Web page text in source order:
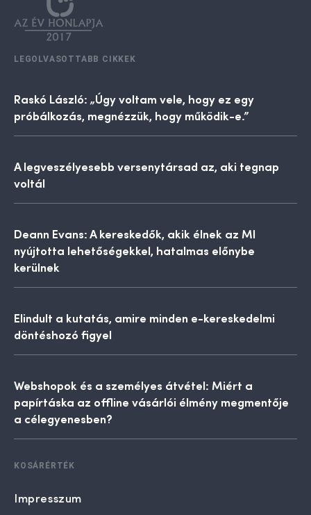
LEGOLVASOTTABB CIKKEK
Raskó László: „Úgy voltam vele, hogy ez egy
próbálkozás, megnézzük, hogy működik-e.”
A legveszélyesebb versenytársad az, aki tegnap
voltál
Deann Evans: A kereskedők, akik élnek az MI
nyújtotta lehetőségekkel, hatalmas előnybe
kerülnek
Elindult a kutatás, amire minden e-kereskedelmi
döntéshozó figyel
Webshopok és a személyes átvétel: Miért a
papírtáska az offline vásárlói élmény megmentője
a célegyenesben?
KOSÁRÉRTÉK
Impresszum